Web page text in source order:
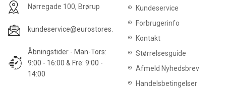
Nørregade 100, Brørup
kundeservice@eurostores.dk
Åbningstider - Man-Tors:
9:00 - 16:00 & Fre: 9:00 -
14:00
Kundeservice
Forbrugerinfo
Kontakt
Størrelsesguide
Afmeld Nyhedsbrev
Handelsbetingelser